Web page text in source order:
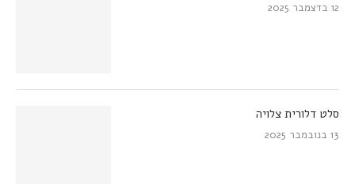
12 בדצמבר 2025
סלט דלורית צלויה
13 בנובמבר 2025